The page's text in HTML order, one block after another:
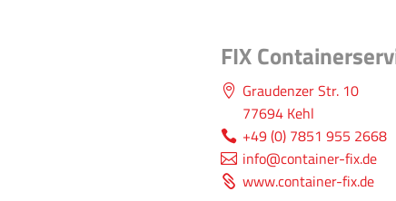
FIX
Graudenzer Str. 10
77694 Kehl
+49 (0) 7851 955 2668
info@container-fix.de
www.container-fix.de